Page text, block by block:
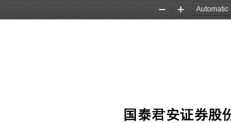
Zoom
Zoom
国泰君安证券股